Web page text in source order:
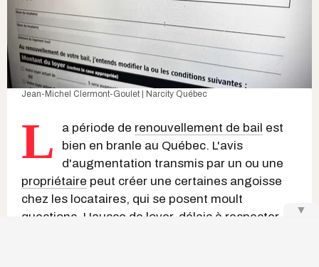
Jean-Michel Clermont-Goulet | Narcity Québec
L a période de renouvellement de bail est
bien en branle au Québec. L'avis
d'augmentation transmis par un ou une
propriétaire peut créer une certaines angoisse
chez les locataires, qui se posent moult
questions. Hausse de loyer, délais à respecter,
▼